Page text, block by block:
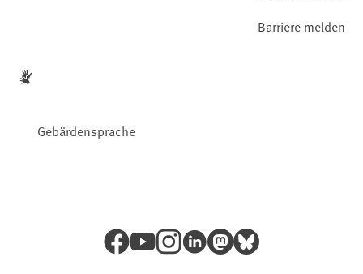
Gebärdensprache
Barriere melden